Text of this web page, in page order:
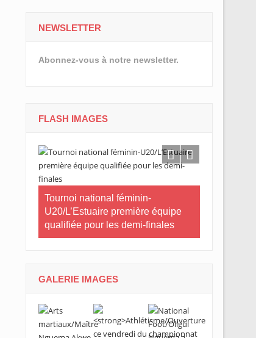
NEWSLETTER
Abonnez-vous à notre newsletter.
FLASH IMAGES
Tournoi national féminin-
U20/L’Estuaire première équipe
qualifiée pour les demi-finales
GALERIE IMAGES